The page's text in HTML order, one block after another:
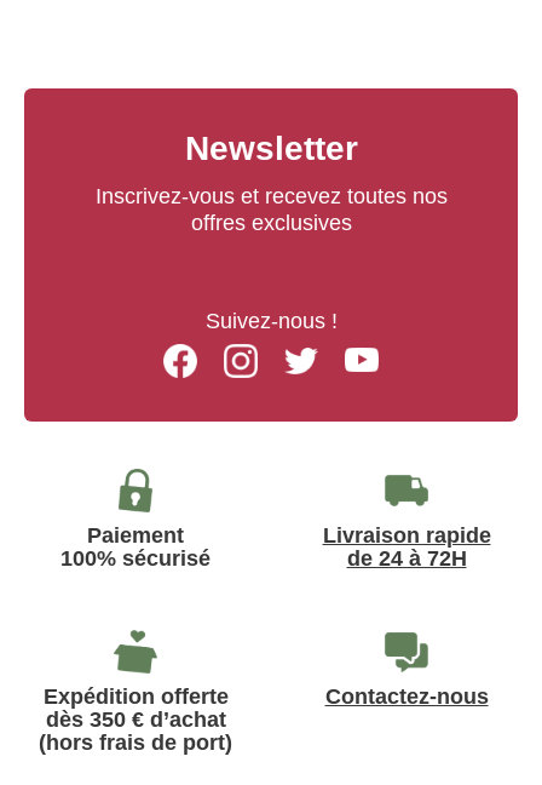
Newsletter
Inscrivez-vous et recevez toutes nos
offres exclusives
Suivez-nous !
FacebookInstagramTwitter Youtube
Paiement
100% sécurisé
Livraison rapide
de 24 à 72H
Expédition offerte
dès 350 € d’achat
(hors frais de port)
Contactez-nous